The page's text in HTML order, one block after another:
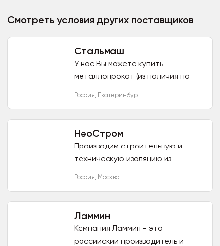
Смотреть условия других поставщиков
Стальмаш
У нас Вы можете купить
металлопрокат (из наличия на
заказать) следующего
Россия, Екатеринбург
НеоСтром
Производим строительную и
техническую изоляцию из
Россия, Москва
Ламмин
Компания Ламмин - это
российский производитель и